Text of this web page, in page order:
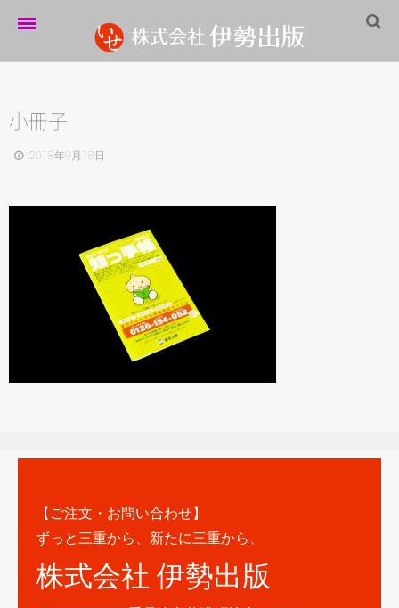
伊勢出版だより
営業案内
パートナーシップ
小冊子
2018年9月18日
【ご注文・お問い合わせ】
ずっと三重から、新たに三重から、
株式会社 伊勢出版